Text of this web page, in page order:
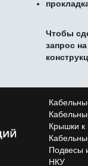
Чтобы
запрос
Крышки к
Подвесы
НКУ